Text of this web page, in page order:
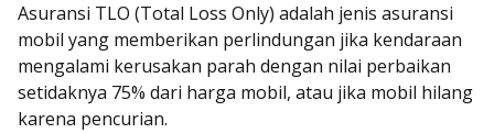
Asuransi TLO (Total Loss Only) adalah jenis asuransi
mobil yang memberikan perlindungan jika kendaraan
mengalami kerusakan parah dengan nilai perbaikan
setidaknya 75% dari harga mobil, atau jika mobil hilang
karena pencurian.